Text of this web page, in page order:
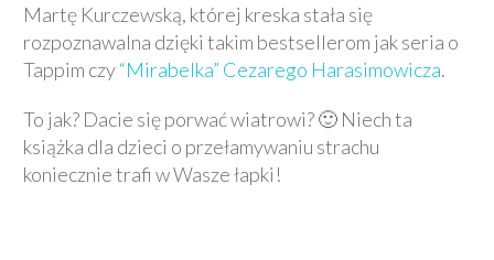
Martę Kurczewską, której kreska stała się
rozpoznawalna dzięki takim bestsellerom jak seria o
Tappim czy“Mirabelka” Cezarego Harasimowicza.
To jak? Dacie się porwać wiatrowi? 🙂 Niech ta
książka dla dzieci o przełamywaniu strachu
koniecznie trafi w Wasze łapki!